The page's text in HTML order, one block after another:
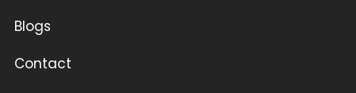
Blogs
Contact